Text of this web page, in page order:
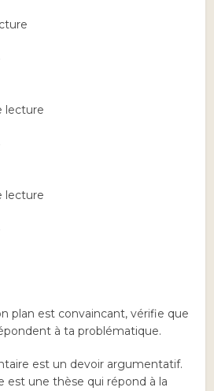
lecture
lecture
plan est convaincant, vérifie que
à ta problématique.
est un devoir argumentatif.
est une thèse qui répond à la